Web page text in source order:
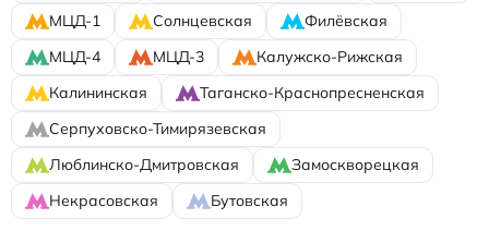
МЦД-1
Солнцевская
Филёвская
МЦД-4
МЦД-3
Калужско-Рижская
Калининская
Таганско-Краснопресненская
Серпуховско-Тимирязевская
Люблинско-Дмитровская
Замоскворецкая
Некрасовская
Бутовская